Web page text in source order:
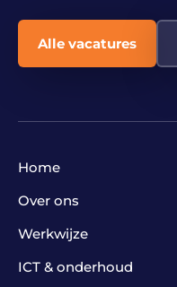
Alle vacatures
Home
Over ons
Werkwijze
ICT & onderhoud